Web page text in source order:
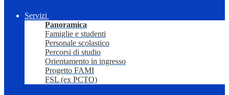
Servizi
Panoramica
Famiglie e studenti
Personale scolastico
Percorsi di studio
Orientamento in ingresso
Progetto FAMI
FSL (ex PCTO)